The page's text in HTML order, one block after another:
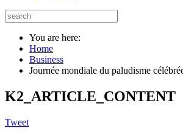
You are here:
Home
Business
Journée mondiale du paludisme
K2_ARTICLE_CONTENT
Tweet